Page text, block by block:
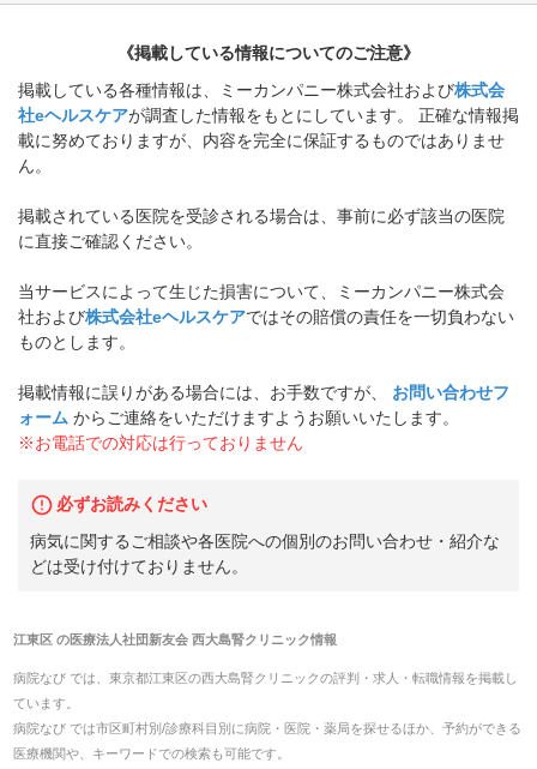
《掲載している情報についてのご注意》
掲載している各種情報は、ミーカンパニー株式会社および株式会
社eヘルスケアが調査した情報をもとにしています。 正確な情報掲
載に努めておりますが、内容を完全に保証するものではありませ
ん。
掲載されている医院を受診される場合は、事前に必ず該当の医院
に直接ご確認ください。
当サービスによって生じた損害について、ミーカンパニー株式会
社および株式会社eヘルスケアではその賠償の責任を一切負わない
ものとします。
掲載情報に誤りがある場合には、お手数ですが、
お問い合わせフ
ォーム からご連絡をいただけますようお願いいたします。
※お電話での対応は行っておりません
必ずお読みください
病気に関するご相談や各医院への個別のお問い合わせ・紹介な
どは受け付けておりません。
江東区の医療法人社団新友会 西大島腎クリニック情報
病院なび では、 東京都江東区の西大島腎クリニックの評判・求人・転職情報を掲載し
ています。
病院なび では市区町村別/診療科目別に病院・医院・薬局を探せるほか、予約ができる
医療機関や、キーワードでの検索も可能です。